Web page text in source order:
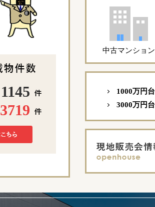
1145
3719
中古マンション
1000万円台
3000万円台